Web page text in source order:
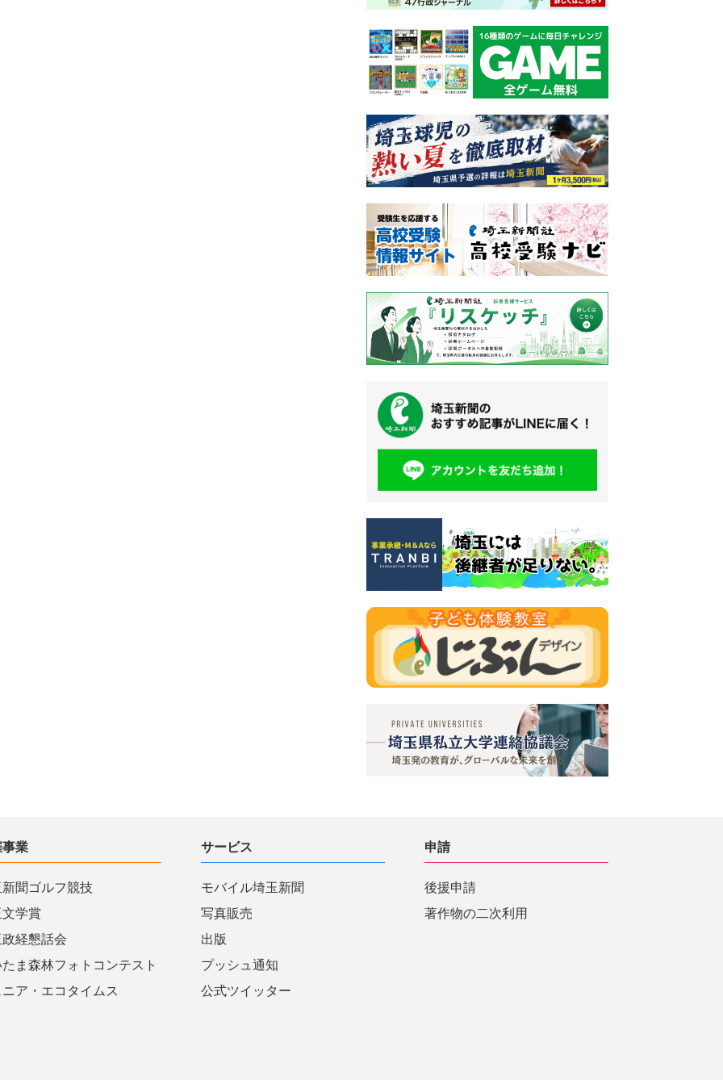
事業
聞ゴルフ競技
学賞
経懇話会
たま森林フォトコンテスト
ニア・エコタイムス
サービス
モバイル埼玉新聞
写真販売
出版
プッシュ通知
公式ツイッター
申請
後援申請
著作物の二次利用